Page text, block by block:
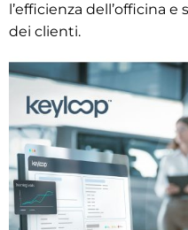
l’efficienza dell’officina
dei clienti.